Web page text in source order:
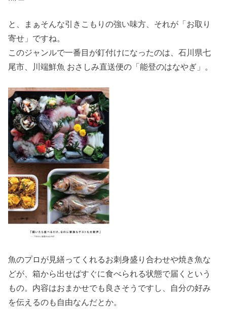
と、まぁそんな引きこもりの強い味方、それが「お取り
寄せ」ですね。
このジャンルで一番目が釘付けになったのは、石川県七
尾市、川端鮮魚 おさしみ直送便の「能登のはなやぎ」。
魚のプロが見繕ってくれるお刺身盛り合わせや焼き魚な
どが、箱から出せばすぐに食べられる状態で届くという
もの。内容はおまかせでも良さそうですし、自分の好み
を伝えるのも自由なんだとか。